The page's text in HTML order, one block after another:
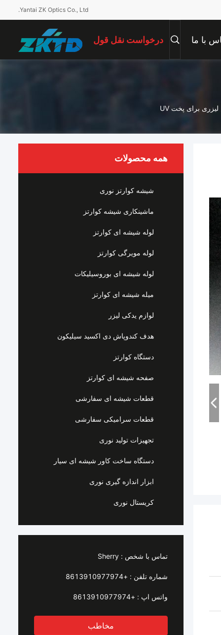
Yantai ZK Optics Co., Ltd.
با ما درخواست نقل قول
همه محصولات
شیشه کوارتز نوری
ماشینکاری شیشه کوارتز
لوله شیشه ای کوارتز
لوله مویرگی کوارتز
لوله شیشه ای بوروسیلیکات
میله شیشه ای کوارتز
لوازم یدکی لیزر
هدف کندوپاش دی اکسید سیلیکون
دستگاه کوارتز
صفحه شیشه ای کوارتز
قطعات شیشه ای سفارشی
قطعات سرامیکی سفارشی
تجهیزات تولید نوری
دستگاه ساخت کاور شیشه ای سیار
ابزار اندازه گیری نوری
کریستال نوری
تماس با شخص : Sherry
شماره تلفن : +8613910977974
واتس اپ : +8613910977974
مخاطب